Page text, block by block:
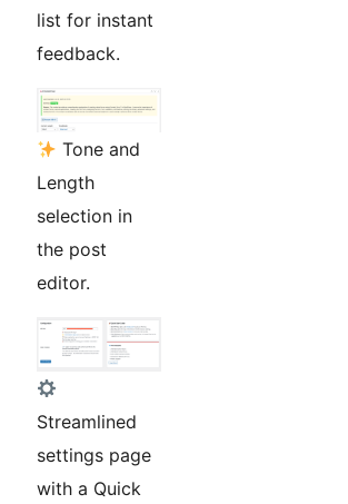
list for instant
feedback.
Tone and
Length
selection in
the post
editor.
Streamlined
settings page
with a Quick